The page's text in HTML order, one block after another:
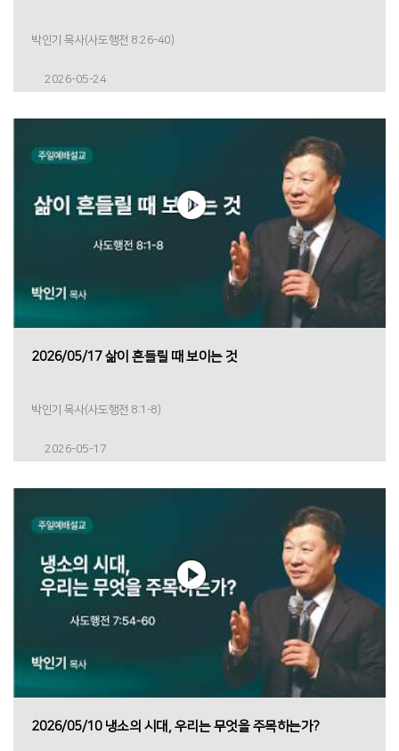
박인기 목사(사도행전 8:26-40)
2026-05-24
2026/05/17 삶이 흔들릴 때 보이는 것
박인기 목사(사도행전 8:1-8)
2026-05-17
2026/05/10 냉소의 시대, 우리는 무엇을 주목하는가?